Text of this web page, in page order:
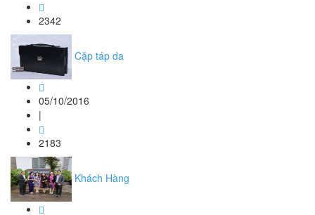
2342
Cặp táp da
05/10/2016
|
2183
Khách Hàng